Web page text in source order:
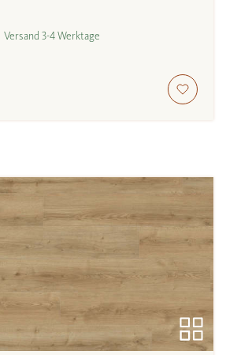
Versand 3-4 Werktage